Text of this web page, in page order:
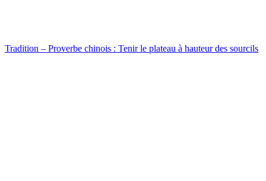
Tradition – Proverbe chinois : Tenir le plateau à hauteur des sourcils